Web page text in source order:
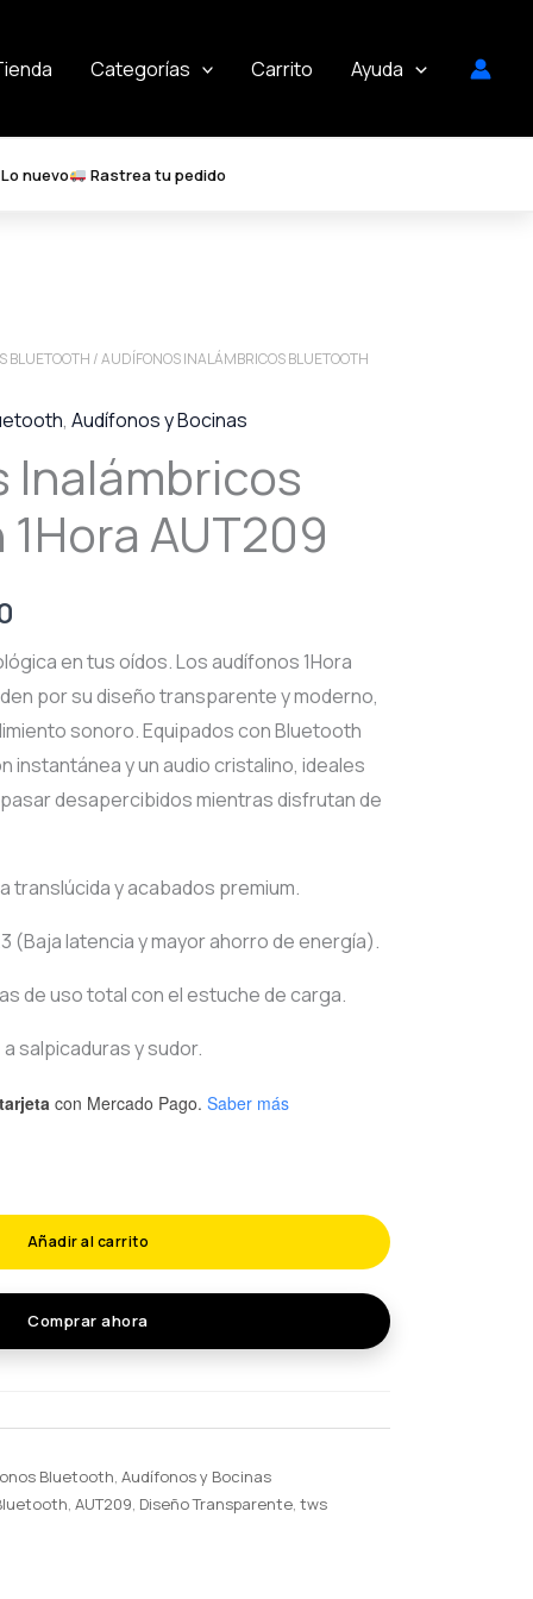
Categorías Carrito Ayuda
nuevo Rastrea tu pedido
BLUETOOTH / AUDÍFONOS INALÁMBRICOS BLUETOOTH
,Audífonos y Bocinas
Inalámbricos
AUT209
price
is:
$195.00.
en tus oídos. Los audífonos 1Hora
por su diseño transparente y moderno,
sonoro. Equipados con Bluetooth
instantánea y un audio cristalino, ideales
desapercibidos mientras disfrutan de
translúcida y acabados premium.
(Baja latencia y mayor ahorro de energía).
de uso total con el estuche de carga.
salpicaduras y sudor.
con Mercado Pago. Saber más
Añadir al carrito
Comprar ahora
Bluetooth,Audífonos y Bocinas
,AUT209, Diseño Transparente,tws